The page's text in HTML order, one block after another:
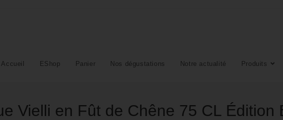
Accueil EShop Panier Nos dégustations Notre actualité Produits
Vielli en Fût de Chêne 75 CL Édition